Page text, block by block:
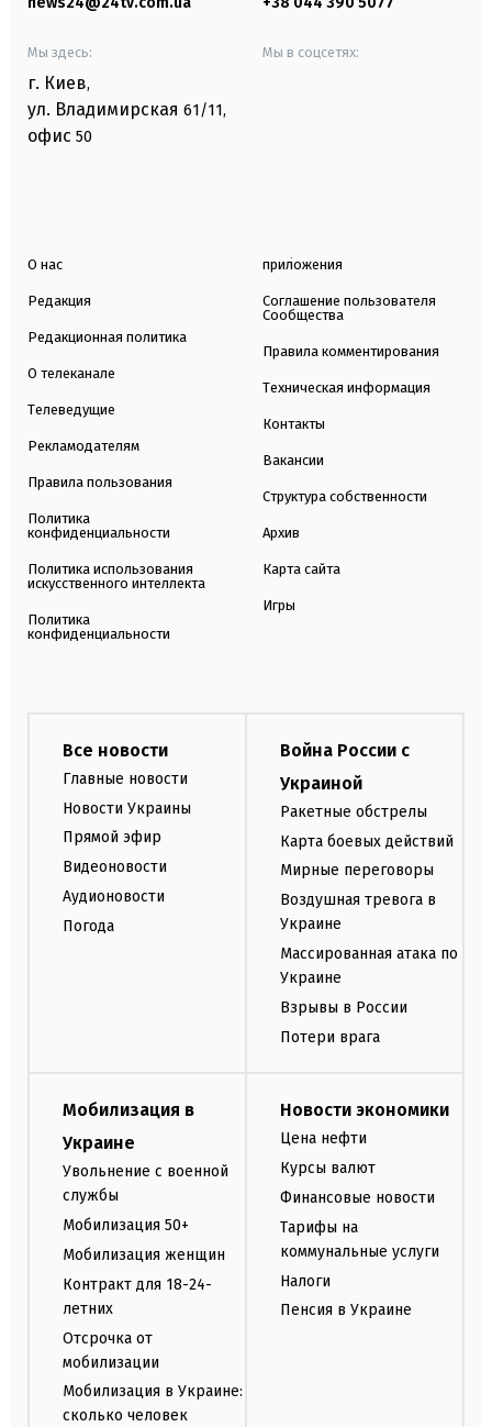
Мы здесь:
г. Киев,
ул. Владимирская 61/11,
офис 50
Мы в соцсетях:
О нас
Редакция
Редакционная политика
О телеканале
Телеведущие
Рекламодателям
Правила пользования
Политика
конфиденциальности
Политика использования
искусственного интеллекта
Политика
конфиденциальности
приложения
Соглашение пользователя
Сообщества
Правила комментирования
Техническая информация
Контакты
Вакансии
Структура собственности
Архив
Карта сайта
Игры
Все новости
Главные новости
Новости Украины
Прямой эфир
Видеоновости
Аудионовости
Погода
Война России с
Украиной
Ракетные обстрелы
Карта боевых действий
Мирные переговоры
Воздушная тревога в
Украине
Массированная атака по
Украине
Взрывы в России
Потери врага
Мобилизация в
Украине
Увольнение с военной
службы
Мобилизация 50+
Мобилизация женщин
Контракт для 18-24-
летних
Отсрочка от
мобилизации
Мобилизация в Украине:
сколько человек
Новости экономики
Цена нефти
Курсы валют
Финансовые новости
Тарифы на
коммунальные услуги
Налоги
Пенсия в Украине